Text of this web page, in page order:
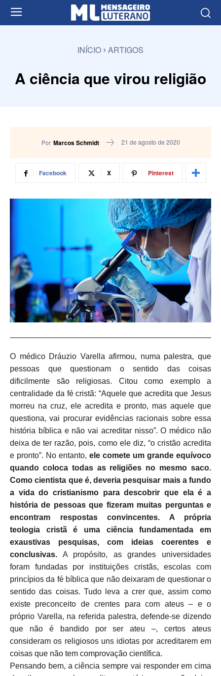
INÍCIO ARTIGOS
A ciência que virou religião
Por Marcos Schmidt 21 de agosto de 2020
Facebook X Pinterest
O médico Dráuzio Varella afirmou, numa palestra, que
pessoas que questionam o sentido das coisas
dificilmente são religiosas. Citou como exemplo a
centralidade da fé cristã: “Aquele que acredita que Jesus
morreu na cruz, ele acredita e pronto, mas aquele que
questiona, vai procurar evidências racionais sobre essa
história bíblica e não vai acreditar nisso”. O médico não
deixa de ter razão, pois, como ele diz, “o cristão acredita
e pronto”. No entanto, ele comete um grande equívoco
quando coloca todas as religiões no mesmo saco.
Como cientista que é, deveria pesquisar mais a fundo
a vida do cristianismo para descobrir que ela é a
história de pessoas que fizeram muitas perguntas e
encontram respostas convincentes. A própria
teologia cristã é uma ciência fundamentada em
exaustivas pesquisas, com ideias coerentes e
conclusivas. A propósito, as grandes universidades
foram fundadas por instituições cristãs, escolas com
princípios da fé bíblica que não deixaram de questionar o
sentido das coisas. Tudo leva a crer que, assim como
existe preconceito de crentes para com ateus – e o
próprio Varella, na referida palestra, defende-se dizendo
que não é bandido por ser ateu –, certos ateus
consideram os religiosos uns idiotas por acreditarem em
coisas que não tem comprovação científica.
Pensando bem, a ciência sempre vai responder em cima